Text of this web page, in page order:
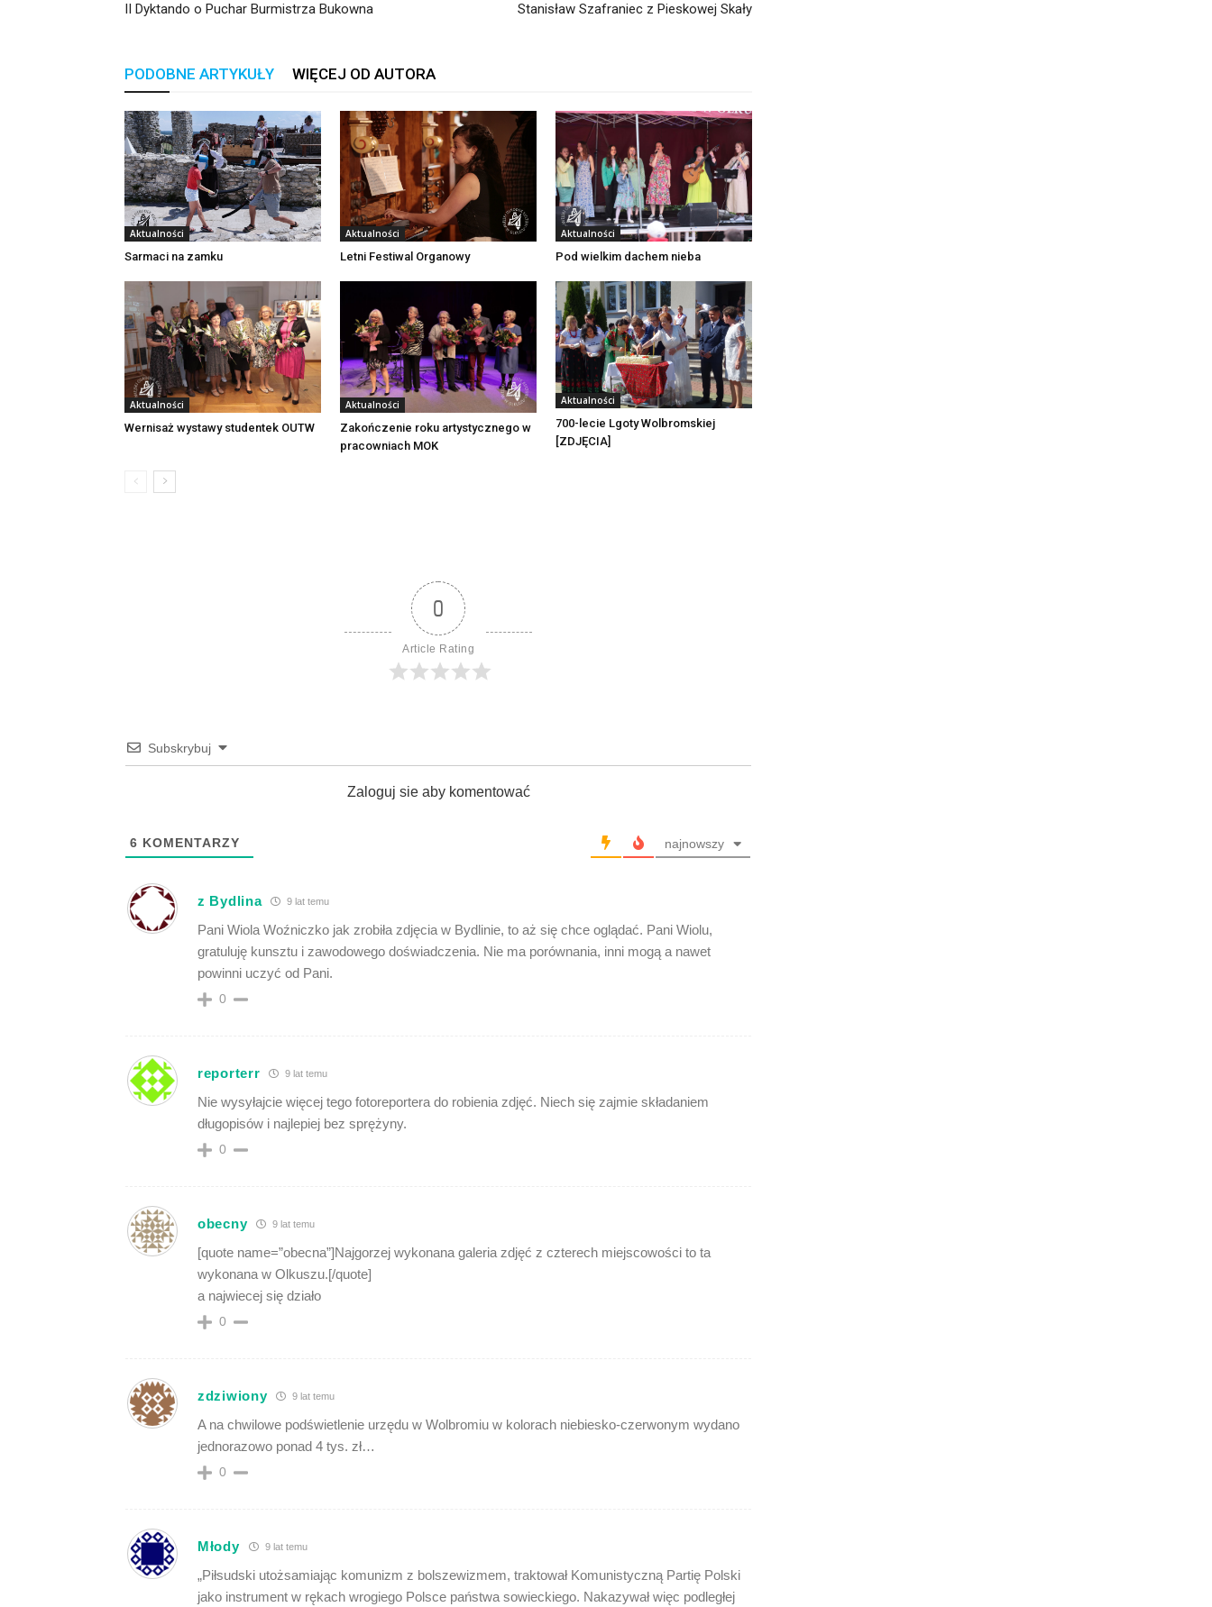
II Dyktando o Puchar Burmistrza Bukowna Stanisław Szafraniec z Pieskowej Skały
PODOBNE ARTYKUŁY WIĘCEJ OD AUTORA
Aktualności
Sarmaci na zamku
Aktualności
Letni Festiwal Organowy
Aktualności
Pod wielkim dachem nieba
Aktualności
Wernisaż wystawy studentek OUTW
Aktualności
Zakończenie roku artystycznego w
pracowniach MOK
Aktualności
700-lecie Lgoty Wolbromskiej
[ZDJĘCIA]
0
Article Rating
Subskrybuj
Zaloguj sie aby komentować
6 KOMENTARZY najnowszy
z Bydlina 9 lat temu
Pani Wiola Woźniczko jak zrobiła zdjęcia w Bydlinie, to aż się chce oglądać. Pani Wiolu,
gratuluję kunsztu i zawodowego doświadczenia. Nie ma porównania, inni mogą a nawet
powinni uczyć od Pani.
0
reporterr 9 lat temu
Nie wysyłajcie więcej tego fotoreportera do robienia zdjęć. Niech się zajmie składaniem
długopisów i najlepiej bez sprężyny.
0
obecny 9 lat temu
[quote name=”obecna”]Najgorzej wykonana galeria zdjęć z czterech miejscowości to ta
wykonana w Olkuszu.[/quote]
a najwiecej się działo
0
zdziwiony 9 lat temu
A na chwilowe podświetlenie urzędu w Wolbromiu w kolorach niebiesko-czerwonym wydano
jednorazowo ponad 4 tys. zł…
0
Młody 9 lat temu
„Piłsudski utożsamiając komunizm z bolszewizmem, traktował Komunistyczną Partię Polski
jako instrument w rękach wrogiego Polsce państwa sowieckiego. Nakazywał więc podległej